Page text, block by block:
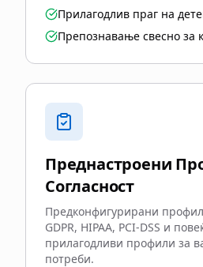
Прилагодлив праг на
Препознавање свесно за
Преднастроени
Согласност
Предконфигурирани
GDPR, HIPAA, PCI-DSS и
прилагодливи профили за
потреби.